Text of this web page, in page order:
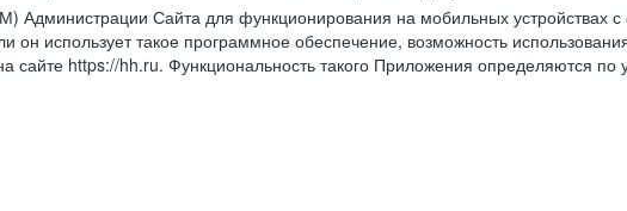
Сайта для функционирования на мобильных устройствах с
использует такое программное обеспечение, возможность
https://hh.ru. Функциональность такого Приложения определяются